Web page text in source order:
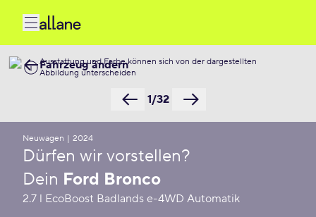
Ausstattung und Farbe können sich von der dargestellten
Abbildung unterscheiden
1/32
Fahrzeug ändern
Neuwagen | 2024
Dürfen wir vorstellen?
Dein Ford Bronco
2.7 l EcoBoost Badlands e-4WD Automatik